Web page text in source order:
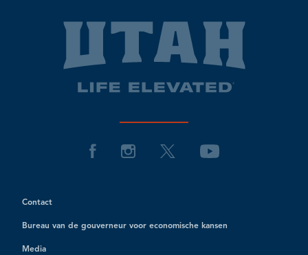
Contact
Bureau van de gouverneur voor economische kansen
Media